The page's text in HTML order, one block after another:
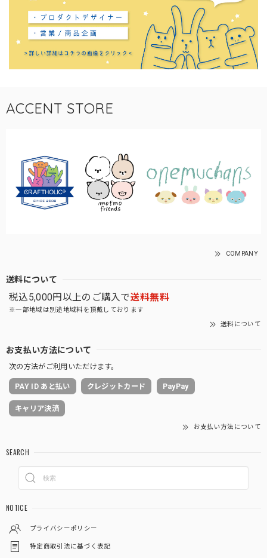
ACCENT STORE
COMPANY
送料について
税込5,000円以上のご購入で送料無料
※一部地域は別途地域料を頂戴しております
送料について
お支払い方法について
次の方法がご利用いただけます。
PAY ID あと払い クレジットカード PayPay
キャリア決済
お支払い方法について
SEARCH
NOTICE
プライバシーポリシー
特定商取引法に基づく表記